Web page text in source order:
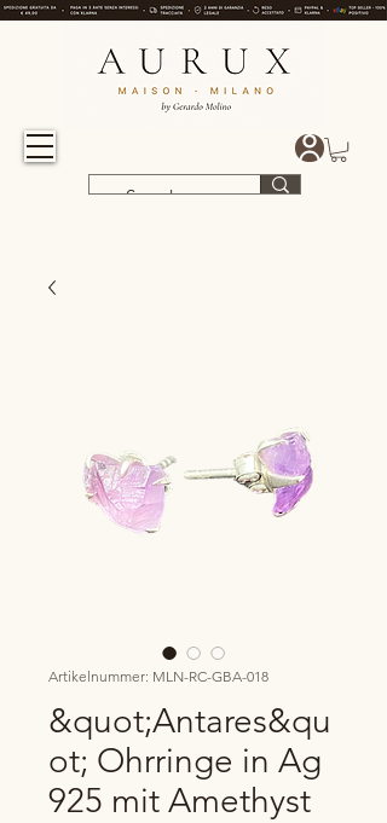
Artikelnummer: MLN-RC-GBA-018
&quot;Antares&qu
ot; Ohrringe in Ag
925 mit Amethyst